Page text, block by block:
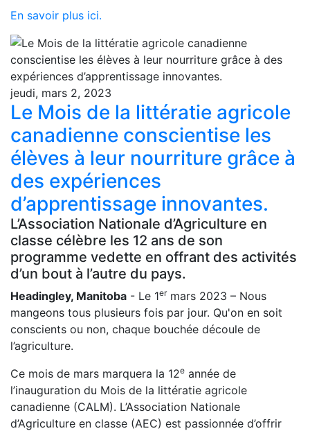
En savoir plus ici.
jeudi, mars 2, 2023
Le Mois de la littératie agricole
canadienne conscientise les
élèves à leur nourriture grâce à
des expériences
d’apprentissage innovantes.
L’Association Nationale d’Agriculture en
classe célèbre les 12 ans de son
programme vedette en offrant des activités
d’un bout à l’autre du pays.
Headingley, Manitoba - Le 1ermars 2023 – Nous
mangeons tous plusieurs fois par jour. Qu'on en soit
conscients ou non, chaque bouchée découle de
l’agriculture.
Ce mois de mars marquera la 12e année de
l’inauguration du Mois de la littératie agricole
canadienne (CALM). L’Association Nationale
d’Agriculture en classe (AEC) est passionnée d’offrir